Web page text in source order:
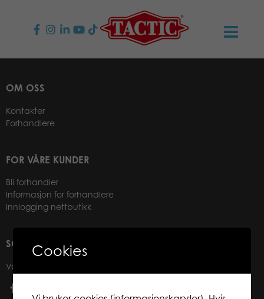
Barnespill
Familiespill
Voksenspill
Utespill og leker
Leker
NYHETER
TACTIC
Etiske retningslinjer
Ansvarlighet
KONTAKTER
Kontakt oss
Media
B2B-SHOP
Suomi
Dansk
OM OSS
Kontakter
Forhandlere
FOR VÅRE KUNDER
Bli forhandler
Informasjon for forhandlere
Innlogging nettbutikk
SOSIALE MEDIER
Våre kanaler på sosiale medier
Cookies